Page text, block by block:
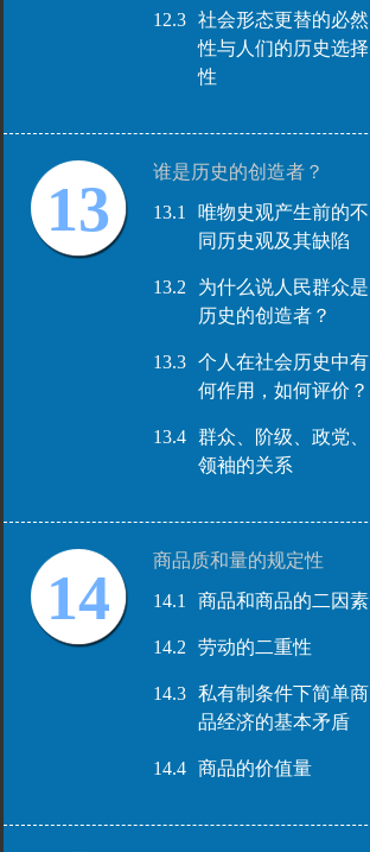
12.3
社会形态更替的必然
性与人们的历史选择
性
13
谁是历史的创造者？
13.1
唯物史观产生前的不
同历史观及其缺陷
13.2
为什么说人民群众是
历史的创造者？
13.3
个人在社会历史中有
何作用，如何评价？
13.4
群众、阶级、政党、
领袖的关系
14
商品质和量的规定性
14.1
商品和商品的二因素
14.2 劳动的二重性
14.3
私有制条件下简单商
品经济的基本矛盾
14.4 商品的价值量